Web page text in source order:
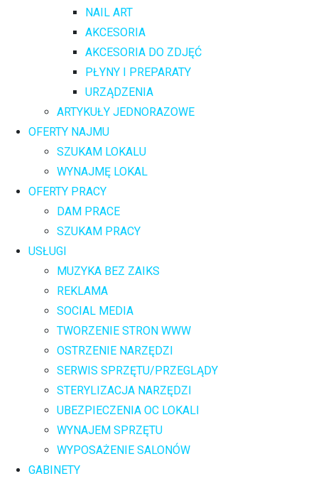
NAIL ART
AKCESORIA
AKCESORIA DO ZDJĘĆ
PŁYNY I PREPARATY
URZĄDZENIA
ARTYKUŁY JEDNORAZOWE
OFERTY NAJMU
SZUKAM LOKALU
WYNAJMĘ LOKAL
OFERTY PRACY
DAM PRACE
SZUKAM PRACY
USŁUGI
MUZYKA BEZ ZAIKS
REKLAMA
SOCIAL MEDIA
TWORZENIE STRON WWW
OSTRZENIE NARZĘDZI
SERWIS SPRZĘTU/PRZEGLĄDY
STERYLIZACJA NARZĘDZI
UBEZPIECZENIA OC LOKALI
WYNAJEM SPRZĘTU
WYPOSAŻENIE SALONÓW
GABINETY